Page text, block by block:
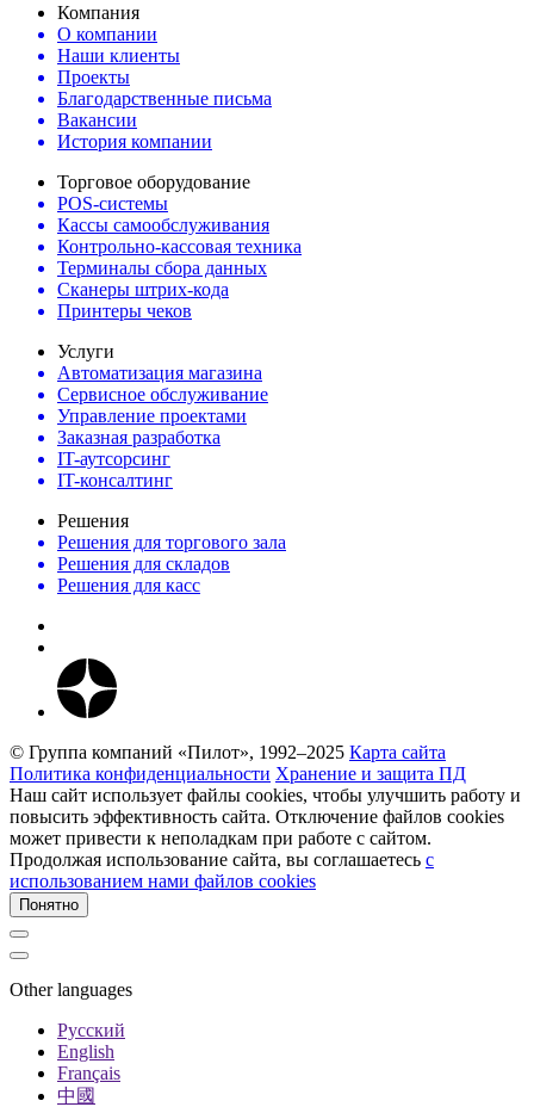
Компания
О компании
Наши клиенты
Проекты
Благодарственные письма
Вакансии
История компании
Торговое оборудование
POS-системы
Кассы самообслуживания
Контрольно-кассовая техника
Терминалы сбора данных
Сканеры штрих-кода
Принтеры чеков
Услуги
Автоматизация магазина
Сервисное обслуживание
Управление проектами
Заказная разработка
IT-аутсорсинг
IT-консалтинг
Решения
Решения для торгового зала
Решения для складов
Решения для касс
© Группа компаний «Пилот», 1992–2025 Карта сайта
Политика конфиденциальности Хранение и защита ПД
Наш сайт использует файлы cookies, чтобы улучшить работу и
повысить эффективность сайта. Отключение файлов cookies
может привести к неполадкам при работе с сайтом.
Продолжая использование сайта, вы соглашаетесь c
использованием нами файлов cookies
Понятно
Other languages
Русский
English
Français
中國